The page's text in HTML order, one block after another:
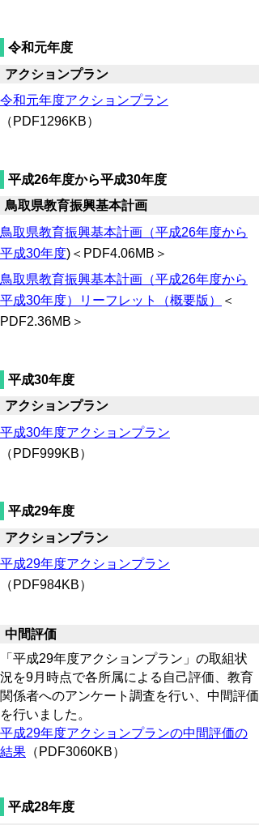
令和元年度
アクションプラン
令和元年度アクションプラン
（PDF1296KB）
平成26年度から平成30年度
鳥取県教育振興基本計画
鳥取県教育振興基本計画（平成26年度から
平成30年度)＜PDF4.06MB＞
鳥取県教育振興基本計画（平成26年度から
平成30年度）リーフレット（概要版 ）
＜
PDF2.36MB＞
平成30年度
アクションプラン
平成30年度アクションプラン
（PDF999KB）
平成29年度
アクションプラン
平成29年度アクションプラン
（PDF984KB）
中間評価
「平成29年度アクションプラン」の取組状
況を9月時点で各所属による自己評価、教育
関係者へのアンケート調査を行い、中間評価
を行いました。
平成29年度アクションプランの中間評価の
結果 （PDF3060KB）
平成28年度